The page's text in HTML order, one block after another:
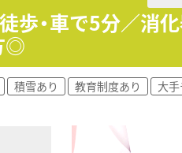
。 ・車で5分／消
◎
積雪あり 教育制度あり
大